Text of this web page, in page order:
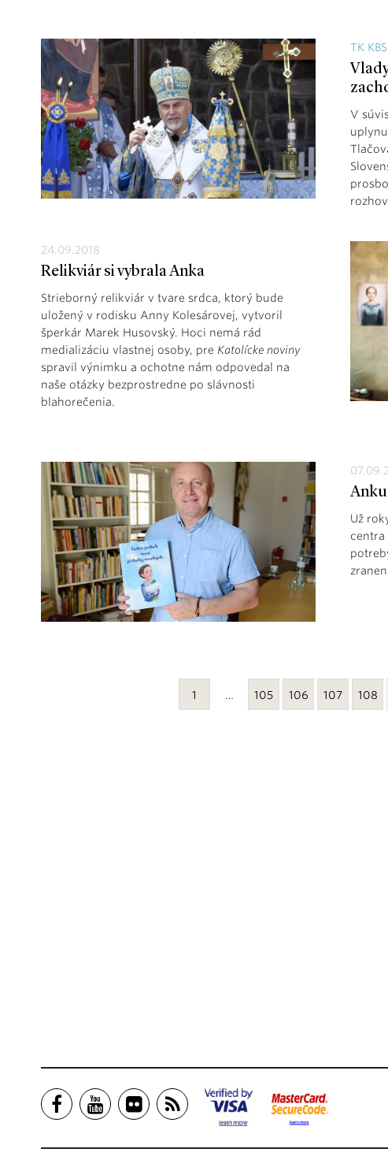
TK KBS
V
24.09.2018
Relikviár si vybrala Anka
Strieborný relikviár v tvare srdca, ktorý bude
uložený v rodisku Anny Kolesárovej, vytvoril
šperkár Marek Husovský. Hoci nemá rád
medializáciu vlastnej osoby, pre Katolícke noviny
spravil výnimku a ochotne nám odpovedal na
naše otázky bezprostredne po slávnosti
blahorečenia.
Už
centra
1 … 105 106 107 108